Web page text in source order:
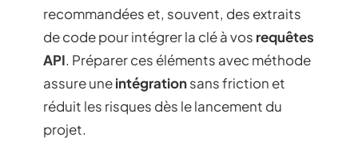
recommandées et, souvent, des extraits
de code pour intégrer la clé à vos requêtes
API. Préparer ces éléments avec méthode
assure uneintégrationsans friction et
réduit les risques dès le lancement du
projet.